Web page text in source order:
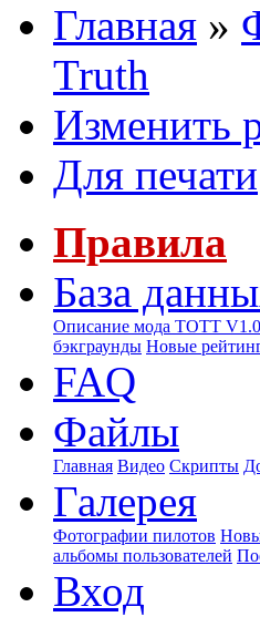
Главная »
Truth
Изменить
Для печати
Правила
База
Описание мода ТОТТ V1.0
бэкграунды Новые
FAQ
Файлы
Главная Видео Скрипты
Галерея
Фотографии пилотов
альбомы пользователей
Вход